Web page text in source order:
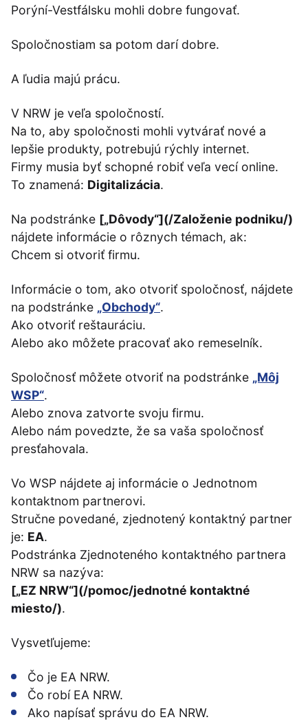
Porýní-Vestfálsku mohli dobre fungovať.
Spoločnostiam sa potom darí dobre.
A ľudia majú prácu.
V NRW je veľa spoločností.
Na to, aby spoločnosti mohli vytvárať nové a
lepšie produkty, potrebujú rýchly internet.
Firmy musia byť schopné robiť veľa vecí online.
To znamená: Digitalizácia.
Na podstránke [„Dôvody“](/Založenie podniku/)
nájdete informácie o rôznych témach, ak:
Chcem si otvoriť firmu.
Informácie o tom, ako otvoriť spoločnosť, nájdete
na podstránke „Obchody“.
Ako otvoriť reštauráciu.
Alebo ako môžete pracovať ako remeselník.
Spoločnosť môžete otvoriť na podstránke „Môj
WSP“.
Alebo znova zatvorte svoju firmu.
Alebo nám povedzte, že sa vaša spoločnosť
presťahovala.
Vo WSP nájdete aj informácie o Jednotnom
kontaktnom partnerovi.
Stručne povedané, zjednotený kontaktný partner
je: EA.
Podstránka Zjednoteného kontaktného partnera
NRW sa nazýva:
[„EZ NRW“](/pomoc/jednotné kontaktné
miesto/).
Vysvetľujeme:
Čo je EA NRW.
Čo robí EA NRW.
Ako napísať správu do EA NRW.